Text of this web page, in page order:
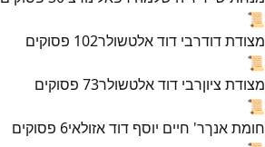
📜
מצודת דודרבי דוד אלטשולר102 פסוקים
📜
מצודת ציוןרבי דוד אלטשולר73 פסוקים
📜
חומת אנךר' חיים יוסף דוד אזולאי6 פסוקים